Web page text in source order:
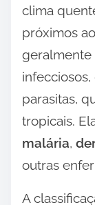
clima
próximos
geralmente
parasitas,
tropicais.
malária,
outras
A